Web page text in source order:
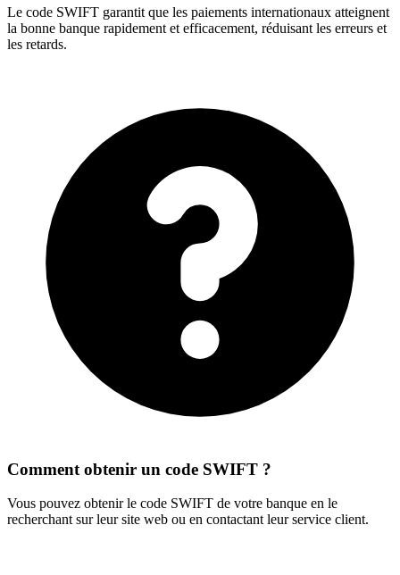
Le code SWIFT garantit que les paiements internationaux atteignent
la bonne banque rapidement et efficacement, réduisant les erreurs et
les retards.
Comment obtenir un code SWIFT ?
Vous pouvez obtenir le code SWIFT de votre banque en le
recherchant sur leur site web ou en contactant leur service client.